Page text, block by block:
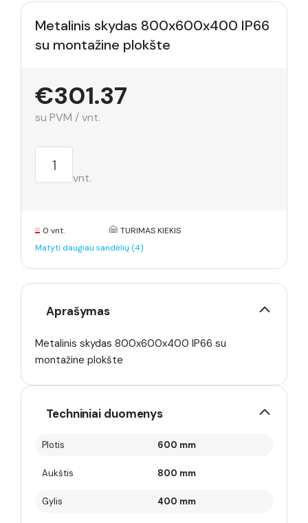
Metalinis skydas 800x600x400 IP66
su montažine plokšte
€301.37
su PVM / vnt.
vnt.
0 vnt.
TURIMAS KIEKIS
Matyti daugiau sandėlių (4)
Aprašymas
Metalinis skydas 800x600x400 IP66 su
montažine plokšte
Techniniai duomenys
Plotis 600 mm
Aukštis 800 mm
Gylis 400 mm